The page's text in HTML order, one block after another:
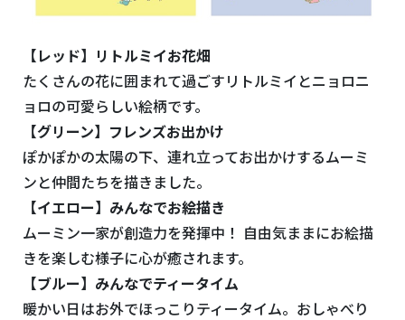
【レッド】リトルミイお花畑
たくさんの花に囲まれて過ごすリトルミイとニョロニ
ョロの可愛らしい絵柄です。
【グリーン】フレンズお出かけ
ぽかぽかの太陽の下、連れ立ってお出かけするムーミ
ンと仲間たちを描きました。
【イエロー】みんなでお絵描き
ムーミン一家が創造力を発揮中！ 自由気ままにお絵描
きを楽しむ様子に心が癒されます。
【ブルー】みんなでティータイム
暖かい日はお外でほっこりティータイム。おしゃべり